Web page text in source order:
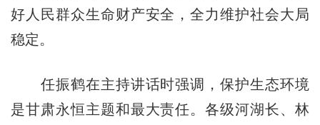
好人民群众生命财产安全，全力维护社会大局
稳定。
任振鹤在主持讲话时强调，保护生态环境
是甘肃永恒主题和最大责任。各级河湖长、林